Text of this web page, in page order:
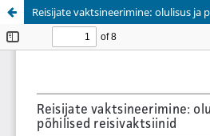
Reisijate vaktsineerimine: olulisus ja